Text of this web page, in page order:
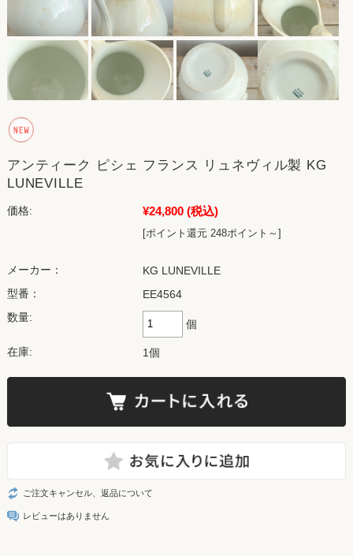
アンティーク ピシェ フランス リュネヴィル製 KG
LUNEVILLE
価格: ¥24,800 (税込)
[ポイント還元 248ポイント～]
メーカー：
KG LUNEVILLE
型番：
EE4564
数量:
個
在庫: 1個
ご注文キャンセル、返品について
レビューはありません